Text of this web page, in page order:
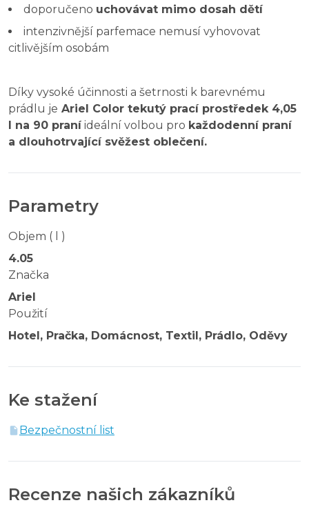
doporučeno uchovávat mimo dosah dětí
intenzivnější parfemace nemusí vyhovovat
citlivějším osobám
Díky vysoké účinnosti a šetrnosti k barevnému
prádlu je Ariel Color tekutý prací prostředek 4,05
l na 90 praníideální volbou pro každodenní praní
a dlouhotrvající svěžest oblečení.
Parametry
Objem ( l )
4.05
Značka
Ariel
Použití
Hotel, Pračka, Domácnost, Textil, Prádlo, Oděvy
Ke stažení
Bezpečnostní list
Recenze našich zákazníků